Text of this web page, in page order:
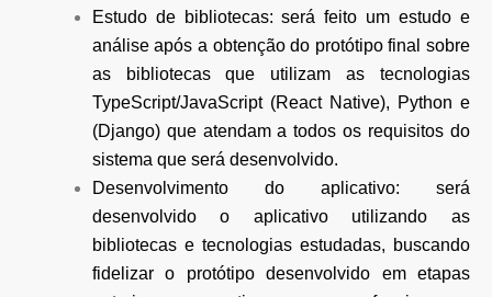
Estudo de bibliotecas: será feito um estudo e
análise após a obtenção do protótipo final sobre
as bibliotecas que utilizam as tecnologias
TypeScript/JavaScript (React Native), Python e
(Django) que atendam a todos os requisitos do
sistema que será desenvolvido.
Desenvolvimento do aplicativo: será
desenvolvido o aplicativo utilizando as
bibliotecas e tecnologias estudadas, buscando
fidelizar o protótipo desenvolvido em etapas